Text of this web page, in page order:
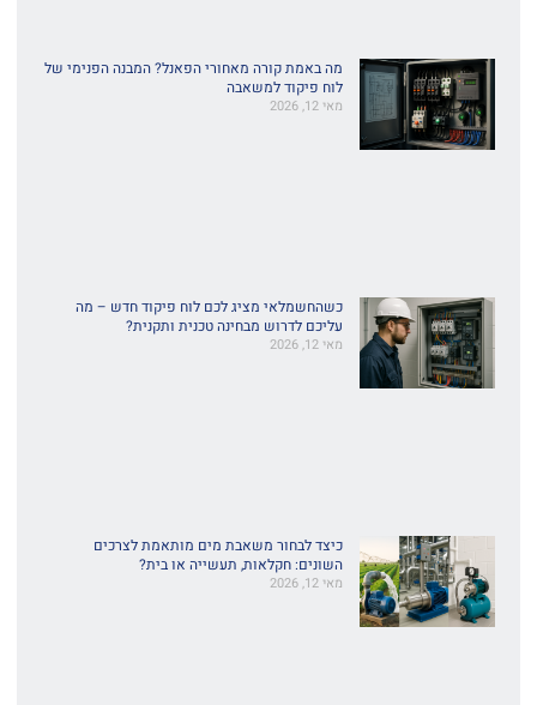
מה באמת קורה מאחורי הפאנל? המבנה הפנימי של
לוח פיקוד למשאבה
מאי 12, 2026
כשהחשמלאי מציג לכם לוח פיקוד חדש – מה
עליכם לדרוש מבחינה טכנית ותקנית?
מאי 12, 2026
כיצד לבחור משאבת מים מותאמת לצרכים
השונים: חקלאות, תעשייה או בית?
מאי 12, 2026